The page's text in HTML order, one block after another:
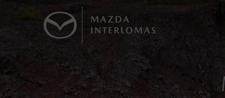
1
Los precios y especificaciones indicados
I.S.A.N., y pueden cambiar sin previo
Todas las imágenes del sitio son meramente ilustrativas.